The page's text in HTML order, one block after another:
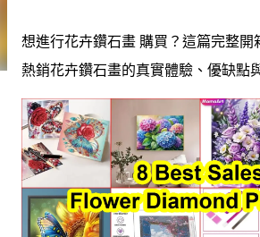
想進行花卉鑽石畫 購買？這篇完整開
熱銷花卉鑽石畫的真實體驗、優缺點